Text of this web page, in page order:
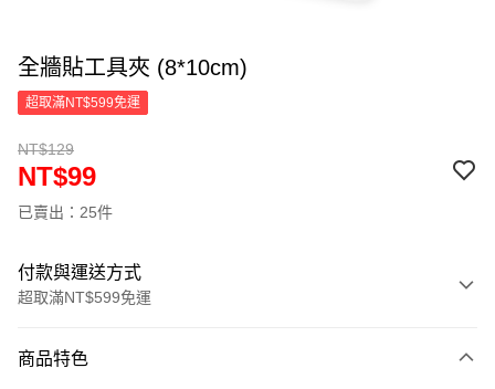
全牆貼工具夾 (8*10cm)
超取滿NT$599免運
NT$129
NT$99
已賣出：25件
付款與運送方式
超取滿NT$599免運
信用卡一次付款
商品特色